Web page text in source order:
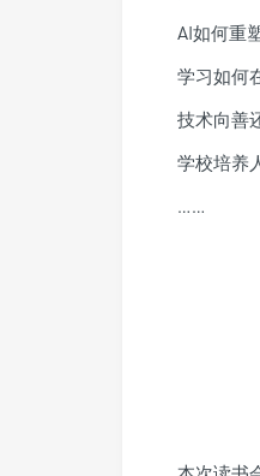
AI如何重
学习如何
技术向善
学校培养
……